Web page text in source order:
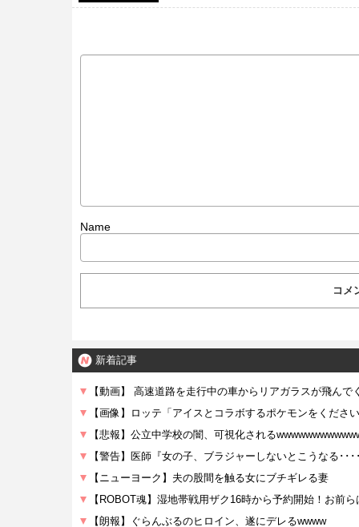
Name
新着記事